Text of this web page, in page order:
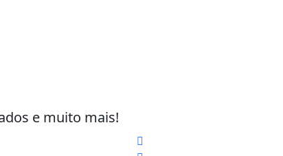
e muito mais!